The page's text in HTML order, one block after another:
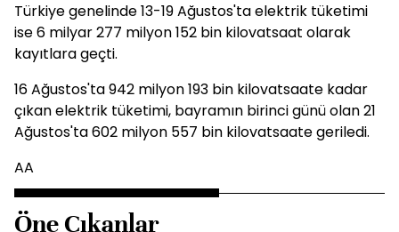
Türkiye genelinde 13-19 Ağustos'ta elektrik tüketimi
ise 6 milyar 277 milyon 152 bin kilovatsaat olarak
kayıtlara geçti.
16 Ağustos'ta 942 milyon 193 bin kilovatsaate kadar
çıkan elektrik tüketimi, bayramın birinci günü olan 21
Ağustos'ta 602 milyon 557 bin kilovatsaate geriledi.
AA
Öne Çıkanlar